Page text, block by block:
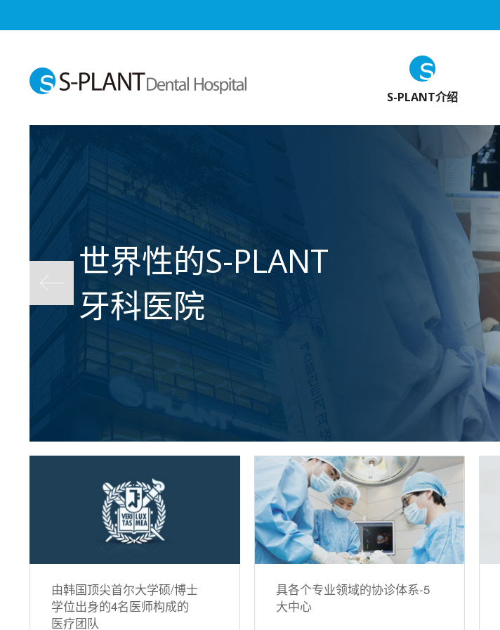
S-PLANT介绍
世界性的S-PLANT
牙科医院
由韩国顶尖首尔大学硕/博士
学位出身的4名医师构成的
医疗团队
具各个专业领域的协诊体系-5
大中心